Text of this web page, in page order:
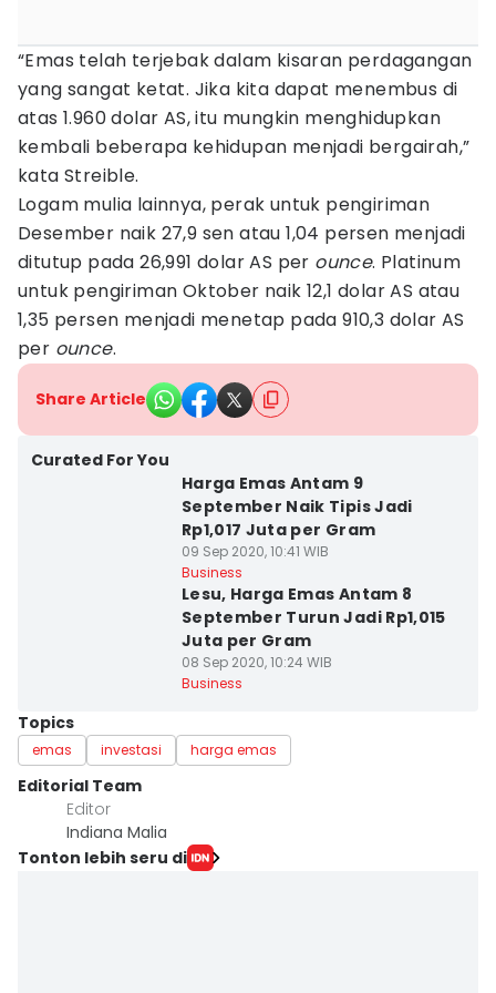
“Emas telah terjebak dalam kisaran perdagangan
yang sangat ketat. Jika kita dapat menembus di
atas 1.960 dolar AS, itu mungkin menghidupkan
kembali beberapa kehidupan menjadi bergairah,”
kata Streible.
Logam mulia lainnya, perak untuk pengiriman
Desember naik 27,9 sen atau 1,04 persen menjadi
ditutup pada 26,991 dolar AS per ounce. Platinum
untuk pengiriman Oktober naik 12,1 dolar AS atau
1,35 persen menjadi menetap pada 910,3 dolar AS
per ounce.
Share Article
Curated For You
Harga Emas Antam 9
September Naik Tipis Jadi
Rp1,017 Juta per Gram
09 Sep 2020, 10:41 WIB
Business
Lesu, Harga Emas Antam 8
September Turun Jadi Rp1,015
Juta per Gram
08 Sep 2020, 10:24 WIB
Business
Topics
emas investasi harga emas
Editorial Team
Editor
Indiana Malia
Tonton lebih seru di